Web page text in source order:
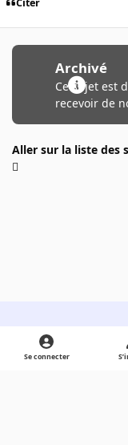
Archivé
Ce sujet est
recevoir de
Aller sur la liste des
Light ModeDark ModeSystem
Se connecter